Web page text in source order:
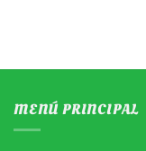
MENÚ PRINCIPAL